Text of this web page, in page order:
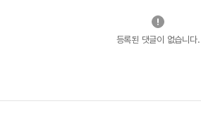
등록된 댓글이 없습니다.